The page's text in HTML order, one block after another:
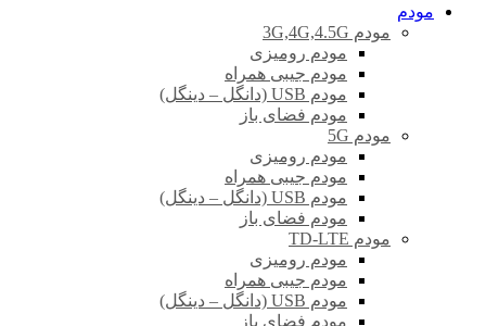
مودم
مودم 3G,4G,4.5G
مودم رومیزی
مودم جیبی همراه
مودم USB (دانگل – دینگل)
مودم فضای باز
مودم 5G
مودم رومیزی
مودم جیبی همراه
مودم USB (دانگل – دینگل)
مودم فضای باز
مودم TD-LTE
مودم رومیزی
مودم جیبی همراه
مودم USB (دانگل – دینگل)
مودم فضای باز